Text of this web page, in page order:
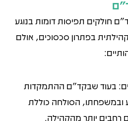
חולקים תפיסות דומות בנוגע
בפתרון סכסוכים, אולם
בעוד שבקד"ם ההתמקדות
ובמשפחתו, הסולחה כוללת
רחבים יותר מהקהילה.